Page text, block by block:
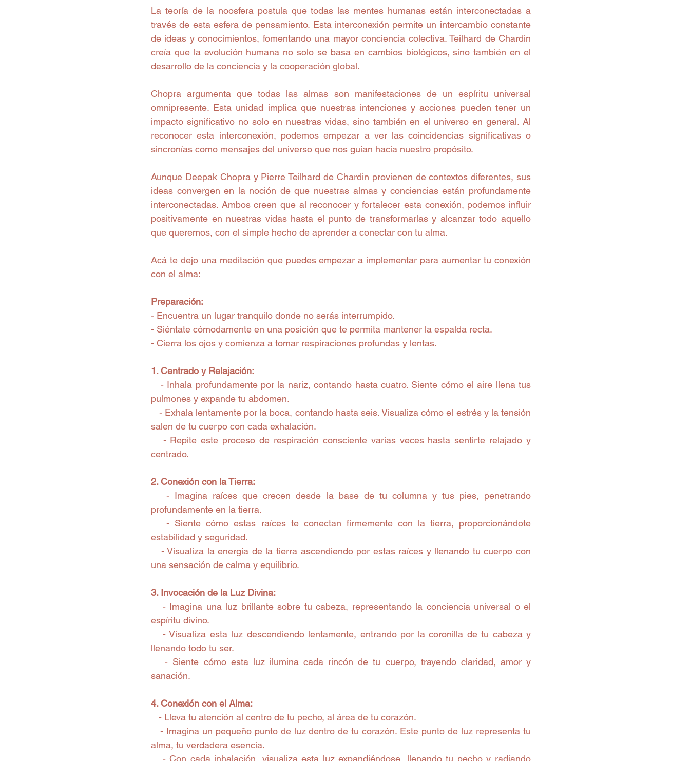
La teoría de la noosfera postula que todas las mentes humanas están interconectadas a
través de esta esfera de pensamiento. Esta interconexión permite un intercambio constante
de ideas y conocimientos, fomentando una mayor conciencia colectiva. Teilhard de Chardin
creía que la evolución humana no solo se basa en cambios biológicos, sino también en el
desarrollo de la conciencia y la cooperación global.
Chopra argumenta que todas las almas son manifestaciones de un espíritu universal
omnipresente. Esta unidad implica que nuestras intenciones y acciones pueden tener un
impacto significativo no solo en nuestras vidas, sino también en el universo en general. Al
reconocer esta interconexión, podemos empezar a ver las coincidencias significativas o
sincronías como mensajes del universo que nos guían hacia nuestro propósito.
Aunque Deepak Chopra y Pierre Teilhard de Chardin provienen de contextos diferentes, sus
ideas convergen en la noción de que nuestras almas y conciencias están profundamente
interconectadas. Ambos creen que al reconocer y fortalecer esta conexión, podemos influir
positivamente en nuestras vidas hasta el punto de transformarlas y alcanzar todo aquello
que queremos, con el simple hecho de aprender a conectar con tu alma.
Acá te dejo una meditación que puedes empezar a implementar para aumentar tu conexión
con el alma:
Preparación:
- Encuentra un lugar tranquilo donde no serás interrumpido.
- Siéntate cómodamente en una posición que te permita mantener la espalda recta.
- Cierra los ojos y comienza a tomar respiraciones profundas y lentas.
1. Centrado y Relajación:
- Inhala profundamente por la nariz, contando hasta cuatro. Siente cómo el aire llena tus
pulmones y expande tu abdomen.
- Exhala lentamente por la boca, contando hasta seis. Visualiza cómo el estrés y la tensión
salen de tu cuerpo con cada exhalación.
- Repite este proceso de respiración consciente varias veces hasta sentirte relajado y
centrado.
2. Conexión con la Tierra:
- Imagina raíces que crecen desde la base de tu columna y tus pies, penetrando
profundamente en la tierra.
- Siente cómo estas raíces te conectan firmemente con la tierra, proporcionándote
estabilidad y seguridad.
- Visualiza la energía de la tierra ascendiendo por estas raíces y llenando tu cuerpo con
una sensación de calma y equilibrio.
3. Invocación de la Luz Divina:
- Imagina una luz brillante sobre tu cabeza, representando la conciencia universal o el
espíritu divino.
- Visualiza esta luz descendiendo lentamente, entrando por la coronilla de tu cabeza y
llenando todo tu ser.
- Siente cómo esta luz ilumina cada rincón de tu cuerpo, trayendo claridad, amor y
sanación.
4. Conexión con el Alma:
- Lleva tu atención al centro de tu pecho, al área de tu corazón.
- Imagina un pequeño punto de luz dentro de tu corazón. Este punto de luz representa tu
alma, tu verdadera esencia.
- Con cada inhalación, visualiza esta luz expandiéndose, llenando tu pecho y radiando